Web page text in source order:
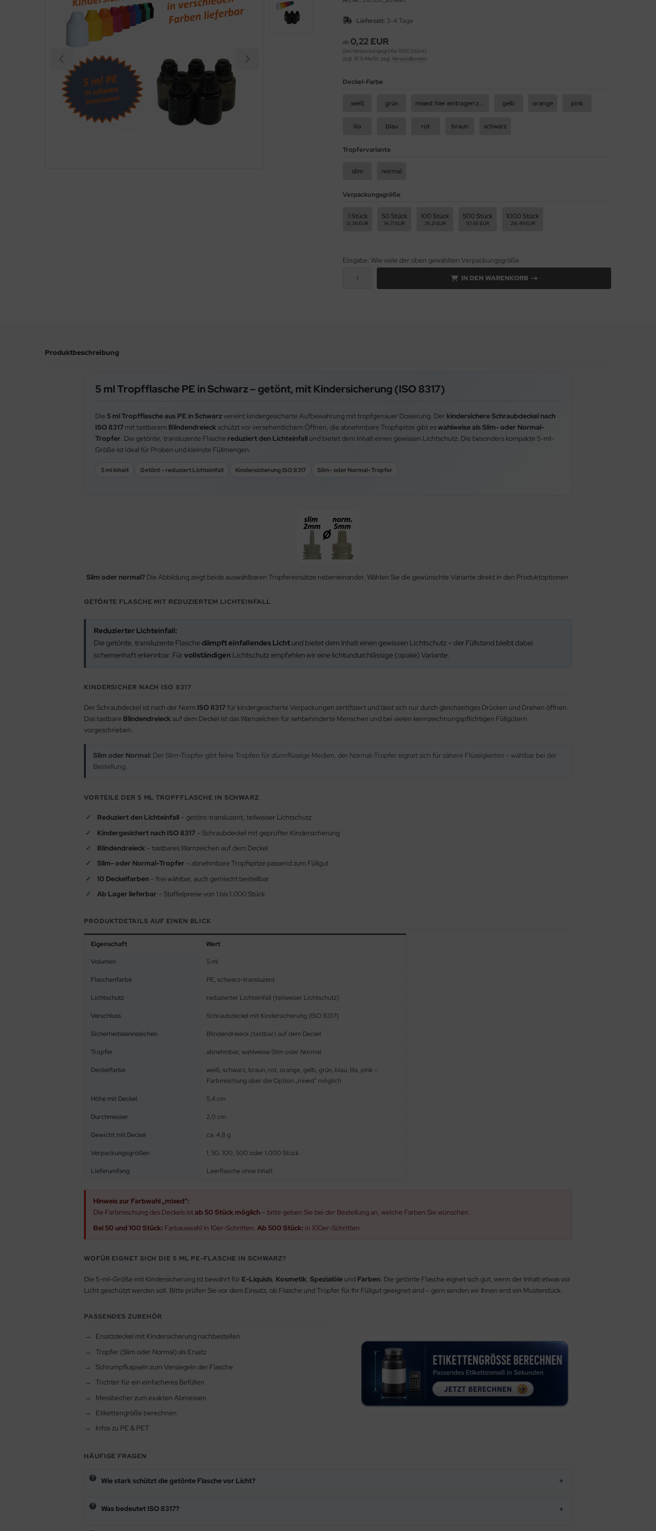
Lieferzeit: 3-4 Tage
ab 0,22 EUR
(bei Verpackungsgröße 1000 Stück)
zzgl. 19 % MwSt. zzgl. Versandkosten
Deckel-Farbe
weiß grün mixed: hier eintragen z.B 50rot, 50blau, usw. gelb orange pink
lila blau rot braun schwarz
Tropfervariante
slim normal
Verpackungsgröße
1 Stück
0,38 EUR
50 Stück
14,71 EUR
100 Stück
25,21 EUR
500 Stück
117,65 EUR
1000 Stück
218,49 EUR
Eingabe: Wie viele der oben gewählten Verpackungsgröße
IN DEN WARENKORB
Produktbeschreibung
5 ml Tropfflasche PE in Schwarz – getönt, mit Kindersicherung (ISO 8317)
Die 5 ml Tropfflasche aus PE in Schwarzvereint kindergesicherte Aufbewahrung mit tropfgenauer Dosierung. Der kindersichere Schraubdeckel nach
ISO 8317 mit tastbarem Blindendreieckschützt vor versehentlichem Öffnen, die abnehmbare Tropfspitze gibt eswahlweise als Slim- oder Normal-
Tropfer. Die getönte, transluzente Flasche reduziert den Lichteinfall und bietet dem Inhalt einen gewissen Lichtschutz. Die besonders kompakte 5-ml-
Größe ist ideal für Proben und kleinste Füllmengen.
5 ml Inhalt Getönt – reduziert Lichteinfall Kindersicherung ISO 8317 Slim- oder Normal-Tropfer
Slim oder normal?Die Abbildung zeigt beide auswählbaren Tropfereinsätze nebeneinander. Wählen Sie die gewünschte Variante direkt in den Produktoptionen.
GETÖNTE FLASCHE MIT REDUZIERTEM LICHTEINFALL
Reduzierter Lichteinfall:
Die getönte, transluzente Flaschedämpft einfallendes Licht und bietet dem Inhalt einen gewissen Lichtschutz – der Füllstand bleibt dabei
schemenhaft erkennbar. Fürvollständigen Lichtschutz empfehlen wir eine lichtundurchlässige (opake) Variante.
KINDERSICHER NACH ISO 8317
Der Schraubdeckel ist nach der Norm ISO 8317für kindergesicherte Verpackungen zertifiziert und lässt sich nur durch gleichzeitiges Drücken und Drehen öffnen.
Das tastbare Blindendreieckauf dem Deckel ist das Warnzeichen für sehbehinderte Menschen und bei vielen kennzeichnungspflichtigen Füllgütern
vorgeschrieben.
Slim oder Normal: Der Slim-Tropfer gibt feine Tropfen für dünnflüssige Medien, der Normal-Tropfer eignet sich für zähere Flüssigkeiten – wählbar bei der
Bestellung.
VORTEILE DER 5 ML TROPFFLASCHE IN SCHWARZ
Reduziert den Lichteinfall– getönt-transluzent, teilweiser Lichtschutz
Kindergesichert nach ISO 8317– Schraubdeckel mit geprüfter Kindersicherung
Blindendreieck– tastbares Warnzeichen auf dem Deckel
Slim- oder Normal-Tropfer– abnehmbare Tropfspitze passend zum Füllgut
10 Deckelfarben– frei wählbar, auch gemischt bestellbar
Ab Lager lieferbar– Staffelpreise von 1 bis 1.000 Stück
PRODUKTDETAILS AUF EINEN BLICK
Eigenschaft
Wert
Volumen
5 ml
Flaschenfarbe PE, schwarz-transluzent
Lichtschutz reduzierter Lichteinfall (teilweiser Lichtschutz)
Verschluss Schraubdeckel mit Kindersicherung (ISO 8317)
Sicherheitskennzeichen Blindendreieck (tastbar) auf dem Deckel
Tropfer abnehmbar, wahlweise Slim oder Normal
Deckelfarbe
weiß, schwarz, braun, rot, orange, gelb, grün, blau, lila, pink –
Farbmischung über die Option „mixed“ möglich
Höhe mit Deckel 5,4 cm
Durchmesser 2,0 cm
Gewicht mit Deckel ca. 4,8 g
Verpackungsgrößen 1, 50, 100, 500 oder 1.000 Stück
Lieferumfang Leerflasche ohne Inhalt
Hinweis zur Farbwahl „mixed“:
Die Farbmischung des Deckels istab 50 Stück möglich – bitte geben Sie bei der Bestellung an, welche Farben Sie wünschen.
Bei 50 und 100 Stück: Farbauswahl in 10er-Schritten.Ab 500 Stück: in 100er-Schritten.
WOFÜR EIGNET SICH DIE 5 ML PE-FLASCHE IN SCHWARZ?
Die 5-ml-Größe mit Kindersicherung ist bewährt für E-Liquids, Kosmetik, Spezialöle und Farben. Die getönte Flasche eignet sich gut, wenn der Inhalt etwas vor
Licht geschützt werden soll. Bitte prüfen Sie vor dem Einsatz, ob Flasche und Tropfer für Ihr Füllgut geeignet sind – gern senden wir Ihnen erst ein Musterstück.
PASSENDES ZUBEHÖR
Ersatzdeckel mit Kindersicherung nachbestellen
Tropfer (Slim oder Normal) als Ersatz
Schrumpfkapseln zum Versiegeln der Flasche
Trichter für ein einfacheres Befüllen
Messbecher zum exakten Abmessen
Etikettengröße berechnen
Infos zu PE & PET
HÄUFIGE FRAGEN
Wie stark schützt die getönte Flasche vor Licht?
Was bedeutet ISO 8317?